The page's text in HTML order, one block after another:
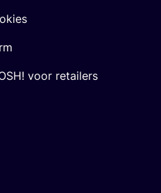
voor retailers